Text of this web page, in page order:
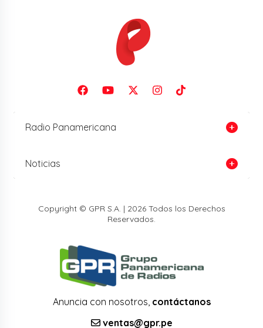
Radio Panamericana
Noticias
Copyright © GPR S.A. | 2026 Todos los Derechos
Reservados.
Anuncia con nosotros, contáctanos
ventas@gpr.pe